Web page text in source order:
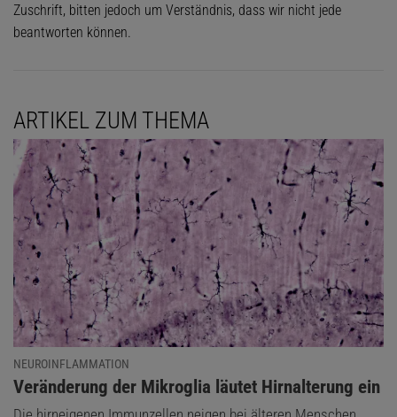
Zuschrift, bitten jedoch um Verständnis, dass wir nicht jede
beantworten können.
ARTIKEL ZUM THEMA
NEUROINFLAMMATION
:
Veränderung der Mikroglia läutet Hirnalterung ein